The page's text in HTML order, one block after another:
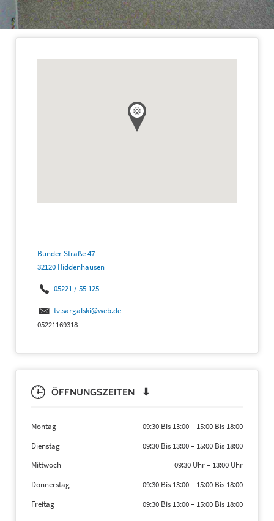
Bünder Straße 47
32120 Hiddenhausen
05221 / 55 125
tv.sargalski@web.de
05221169318
ÖFFNUNGSZEITEN ⬇
Montag 09:30 Bis 13:00– 15:00 Bis 18:00
Dienstag
09:30 Bis 13:00– 15:00 Bis 18:00
Mittwoch
09:30 Uhr– 13:00 Uhr
Donnerstag
09:30 Bis 13:00– 15:00 Bis 18:00
Freitag
09:30 Bis 13:00– 15:00 Bis 18:00